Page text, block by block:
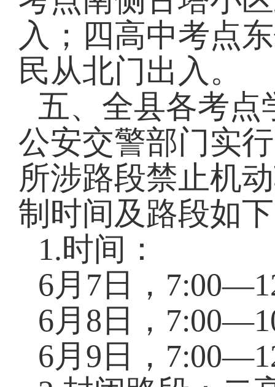
入；四高中考点
民从北门出入。
五、全县各考点
公安交警部门实
所涉路段禁止机
制时间及路段如
1.时间：
6月7日，
6月8日，
6月9日，